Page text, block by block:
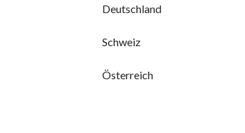
Deutschland
Schweiz
Österreich